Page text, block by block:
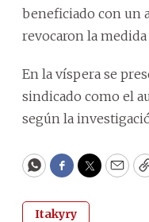
beneficiado con un
revocaron la
En la víspera se
sindicado como el
según la
WhatsApp
Facebook
Twitter
Itakyry